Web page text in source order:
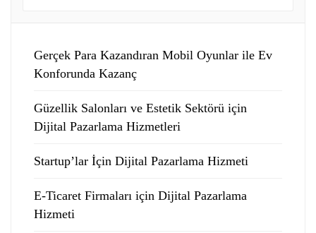
Gerçek Para Kazandıran Mobil Oyunlar ile Ev
Konforunda Kazanç
Güzellik Salonları ve Estetik Sektörü için
Dijital Pazarlama Hizmetleri
Startup’lar İçin Dijital Pazarlama Hizmeti
E-Ticaret Firmaları için Dijital Pazarlama
Hizmeti